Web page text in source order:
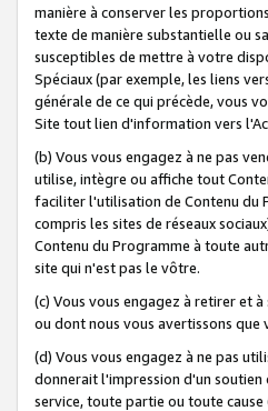
manière à conserver les
texte de manière substantielle ou
susceptibles de mettre à votre
Spéciaux (par exemple, les liens
générale de ce qui précède, vous
Site tout lien d'information vers
(b) Vous vous engagez à ne pas
utilise, intègre ou affiche tout
faciliter l'utilisation de Contenu du
compris les sites de réseaux
Contenu du Programme à toute
site qui n'est pas le vôtre.
(c) Vous vous engagez à retirer et
ou dont nous vous avertissons que
(d) Vous vous engagez à ne pas
donnerait l'impression d'un
service, toute partie ou toute